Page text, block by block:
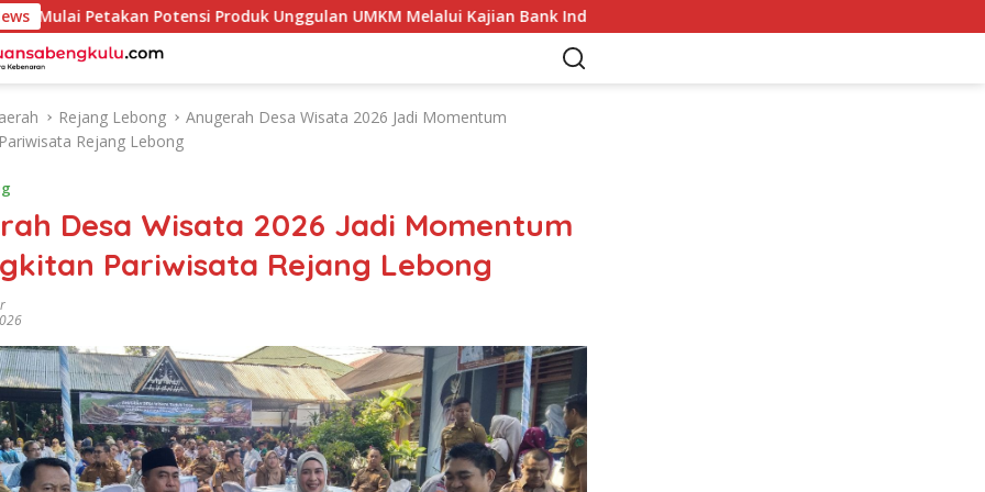
Petakan Potensi Produk Unggulan UMKM Melalui Kajian Bank Indonesia
Rejang Lebong
Anugerah Desa Wisata 2026 Jadi Momentum
Rejang Lebong
Desa Wisata 2026 Jadi Momentum
Pariwisata Rejang Lebong